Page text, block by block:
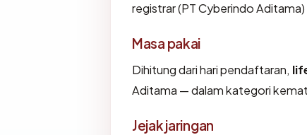
registrar (PT Cyberindo
Masa pakai
Dihitung dari hari pendaftaran,
Aditama — dalam kategori
Jejak jaringan